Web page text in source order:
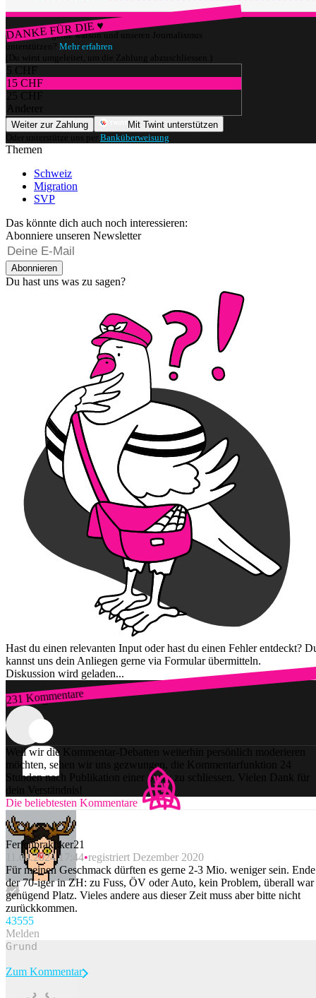
DANKE FÜR DIE ♥
Würdest du gerne watson und unseren Journalismus
unterstützen? Mehr erfahren
(Du wirst umgeleitet, um die Zahlung abzuschliessen.)
5 CHF
15 CHF
25 CHF
Anderer
Weiter zur Zahlung
Mit Twint unterstützen
Oder unterstütze uns per Banküberweisung
Themen
Schweiz
Migration
SVP
Das könnte dich auch noch interessieren:
Abonniere unseren Newsletter
Abonnieren
Du hast uns was zu sagen?
Hast du einen relevanten Input oder hast du einen Fehler entdeckt?
kannst uns dein Anliegen gerne via Formular übermitteln.
Diskussion wird geladen...
231 Kommentare
Zum Login
Weil wir die Kommentar-Debatten weiterhin persönlich moderieren
möchten, sehen wir uns gezwungen, die Kommentarfunktion 24
Stunden nach Publikation einer Story zu schliessen. Vielen Dank für
dein Verständnis!
Die beliebtesten Kommentare
Ferienpraktiker21
11.04.2024 17:44 registriert Dezember 2020
Für meinen Geschmack dürften es gerne 2-3 Mio. weniger sein. Ende
der 70-iger in ZH: zu Fuss, ÖV oder Auto, kein Problem, überall war
genügend Platz. Vieles andere aus dieser Zeit muss aber bitte nicht
zurückkommen.
43555
Melden
Zum Kommentar